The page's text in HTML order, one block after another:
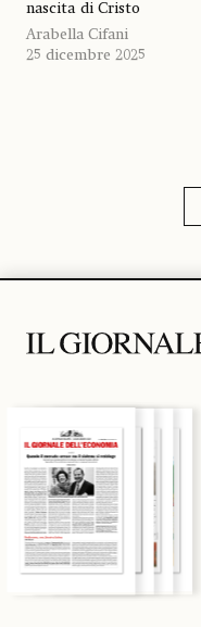
nascita di Cristo
Arabella Cifani
25 dicembre 2025